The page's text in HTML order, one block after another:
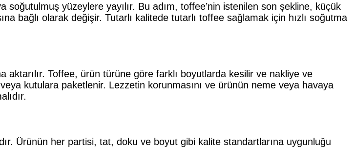
soğutulmuş yüzeylere yayılır. Bu adım, toffee’nin istenilen son şekline, küçük
bağlı olarak değişir. Tutarlı kalitede tutarlı toffee sağlamak için hızlı soğutma
Toffee, ürün türüne göre farklı boyutlarda kesilir ve nakliye ve
kutulara paketlenir. Lezzetin korunmasını ve ürünün neme veya havaya
Ürünün her partisi, tat, doku ve boyut gibi kalite standartlarına uygunluğu